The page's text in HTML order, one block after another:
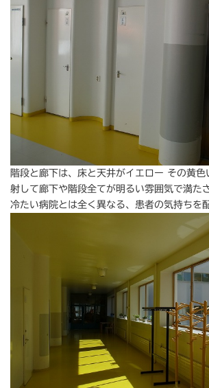
階段と廊下は、床と天井がイエロー その黄色
射して廊下や階段全てが明るい雰囲気で満た
冷たい病院とは全く異なる、患者の気持ちを